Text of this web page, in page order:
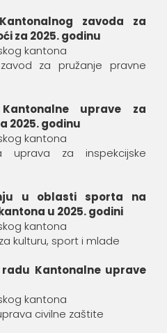
zavoda za
za 2025. godinu
kantona
za pružanje pravne
uprave za
2025. godinu
kantona
uprava za inspekcijske
u oblasti sporta na
u 2025. godini
kantona
kulturu, sport i mlade
Kantonalne uprave
kantona
civilne zaštite